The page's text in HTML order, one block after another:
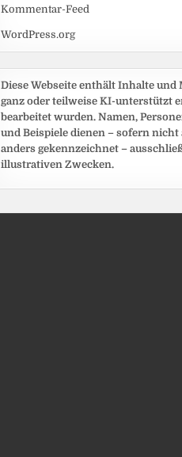
Kommentar-Feed
WordPress.org
Diese Webseite enthält Inhalte und
ganz oder teilweise KI-unterstützt
bearbeitet wurden. Namen,
und Beispiele dienen – sofern
anders gekennzeichnet –
illustrativen Zwecken.